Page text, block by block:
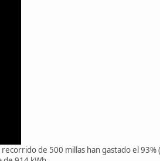
de 500 millas han gastado el 93%